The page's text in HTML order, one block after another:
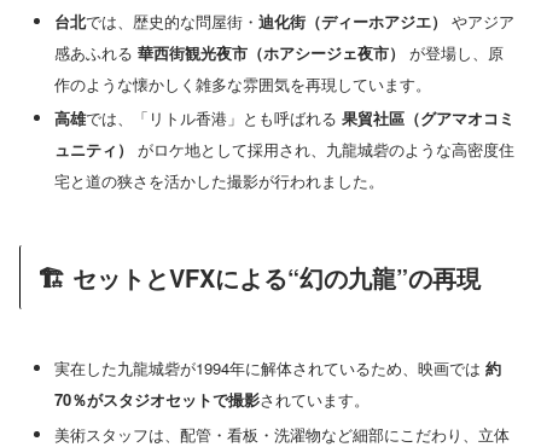
台北では、歴史的な問屋街・ 迪化街（ディーホアジエ）
やアジア
感あふれる 華西街観光夜市（ホアシージェ夜市）
が登場し、原
作のような懐かしく雑多な雰囲気を再現しています。
高雄では、「リトル香港」とも呼ばれる 果貿社區（グアマオコミ
ュニティ）
がロケ地として採用され、九龍城砦のような高密度住
宅と道の狭さを活かした撮影が行われました。
🏗️ セットとVFXによる“幻の九龍”の再現
実在した九龍城砦が1994年に解体されているため、映画では 約
70％がスタジオセットで撮影されています。
美術スタッフは、配管・看板・洗濯物など細部にこだわり、立体